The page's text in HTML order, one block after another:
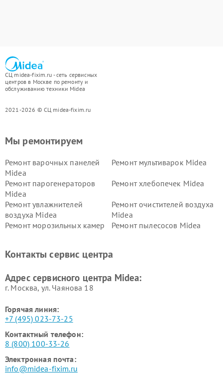
СЦ midea-fixim.ru - сеть сервисных
центров в Москве по ремонту и
обслуживанию техники Midea
2021-2026 © СЦ midea-fixim.ru
Мы ремонтируем
Ремонт варочных панелей
Midea
Ремонт мультиварок Midea
Ремонт парогенераторов
Midea
Ремонт хлебопечек Midea
Ремонт увлажнителей
воздуха Midea
Ремонт очистителей воздуха
Midea
Ремонт морозильных камер
Ремонт пылесосов Midea
пылесосов Midea
Midea
Контакты сервис центра
Адрес сервисного центра Midea:
г. Москва, ул. Чаянова 18
Горячая линия:
+7 (495) 023-73-25
Контактный телефон:
8 (800) 100-33-26
Электронная почта:
info@midea-fixim.ru